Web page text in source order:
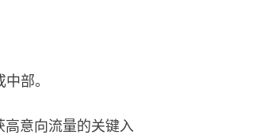
部。
意向流量的关键入